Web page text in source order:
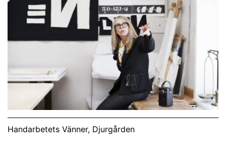
Handarbetets Vänner, Djurgården